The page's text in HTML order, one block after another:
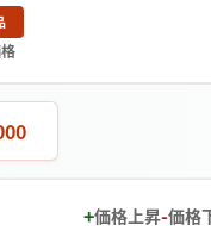
+価格上昇-価格